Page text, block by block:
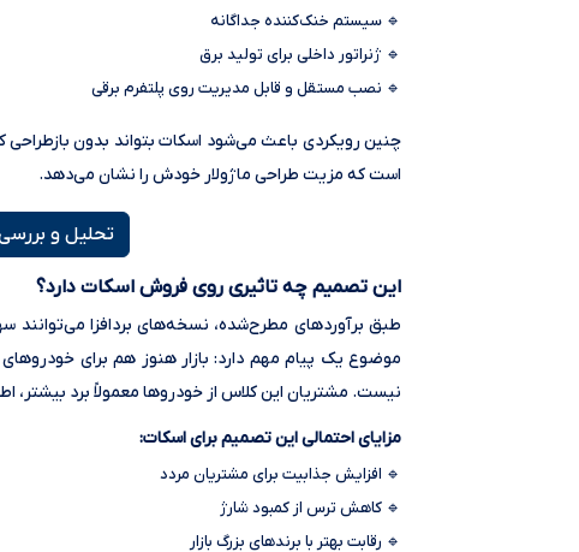
🔹 سیستم خنک‌کننده جداگانه
🔹 ژنراتور داخلی برای تولید برق
🔹 نصب مستقل و قابل مدیریت روی پلتفرم برقی
چنین رویکردی باعث می‌شود اسکات بتواند بدون بازطراحی
است که مزیت طراحی ماژولار خودش را نشان می‌دهد.
تحلیل و
این تصمیم چه تاثیری روی فروش اسکات دارد؟
طبق برآوردهای مطرح‌شده، نسخه‌های بردافزا
نیست. مشتریان این کلاس از خودروها معمولاً برد بیشتر،
مزایای احتمالی این تصمیم برای اسکات:
🔹 افزایش جذابیت برای مشتریان مردد
🔹 کاهش ترس از کمبود شارژ
🔹 رقابت بهتر با برندهای بزرگ بازار